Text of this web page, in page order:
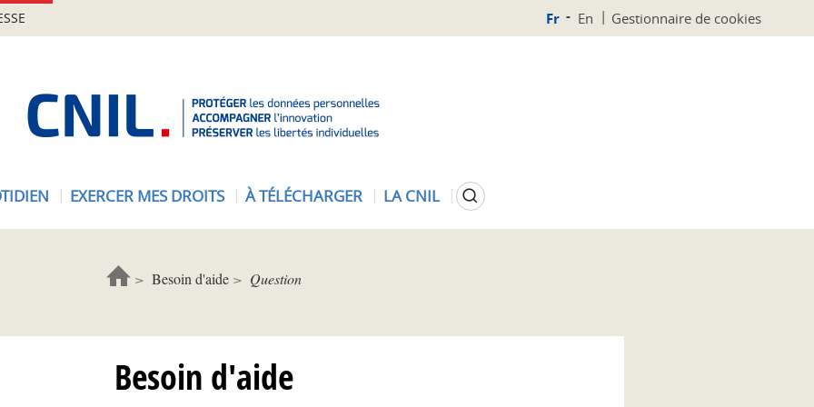
Fr En Gestionnaire de cookies
EXERCER MES DROITS À TÉLÉCHARGER LA CNIL Rechercher
Besoin d'aide Question
Besoin d'aide